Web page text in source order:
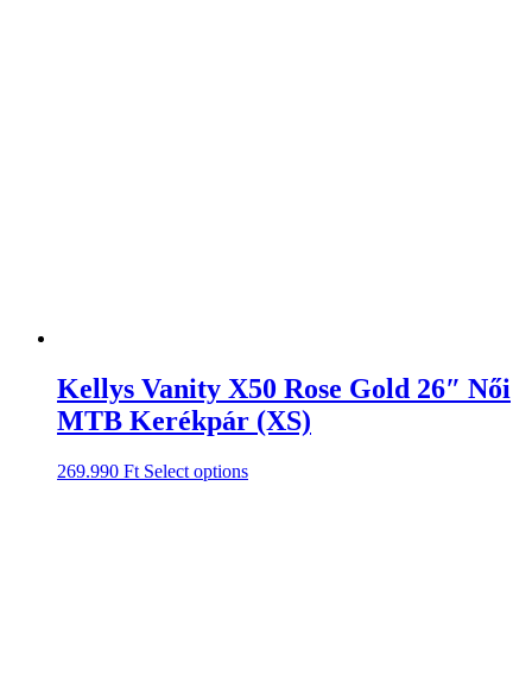
Kellys Vanity X50 Rose Gold 26″ Női
MTB Kerékpár (XS)
269.990 Ft Select options